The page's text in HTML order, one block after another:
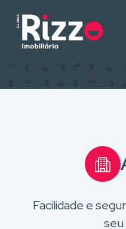
Facilidade e
seu